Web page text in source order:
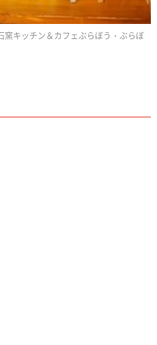
キッチン＆カフェぶらぼう・ぶらぼ